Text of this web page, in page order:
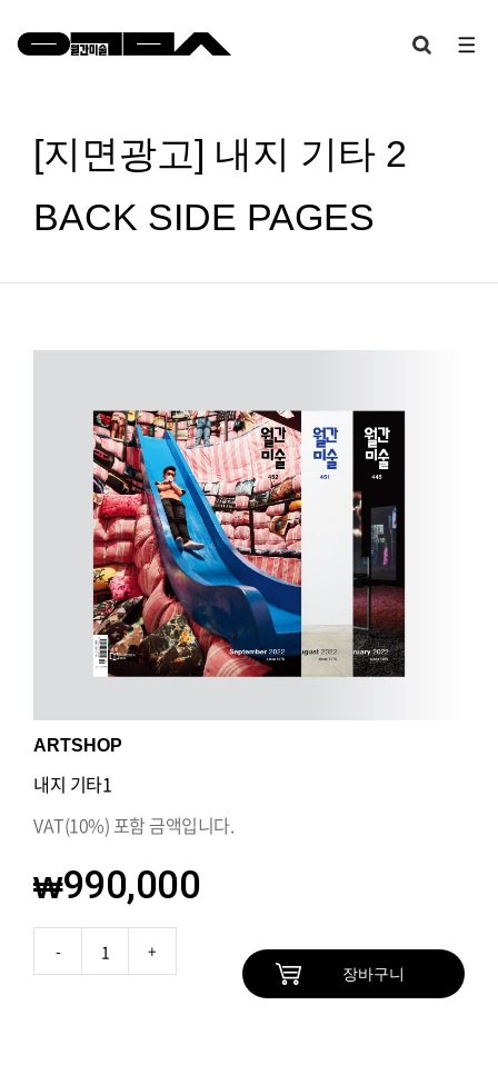
[지면광고] 내지 기타 2
BACK SIDE PAGES
ARTSHOP
내지 기타1
VAT(10%) 포함 금액입니다.
₩990,000
장바구니